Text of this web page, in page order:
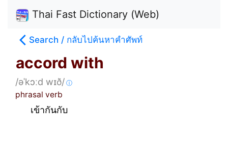
Thai Fast Dictionary (Web)
Search / กลับไปค้นหาคำศัพท์
accord with
/əˈkɔːd wɪð/ ⓘ
phrasal verb
เข้ากันกับ